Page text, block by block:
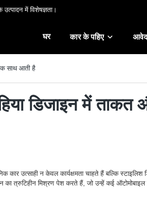
में विशेषज्ञता।
घर कार के पहिए
साथ आती है
डिजाइन में
कार उत्साही न केवल कार्यक्षमता चाहते हैं बल्कि
त्रुटिहीन मिश्रण पेश करते हैं, जो उन्हें कई